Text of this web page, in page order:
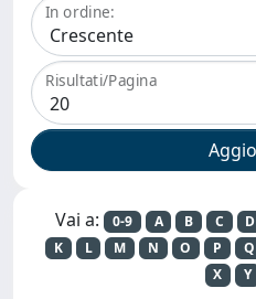
In ordine:
Risultati/Pagina
Vai a: 0-9 A B C D
K
L M N O P Q
X
Y